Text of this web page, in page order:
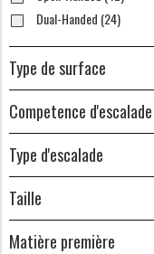
Dual-Handed (24)
Type de surface
Competence d'escalade
Type d'escalade
Taille
Matière première